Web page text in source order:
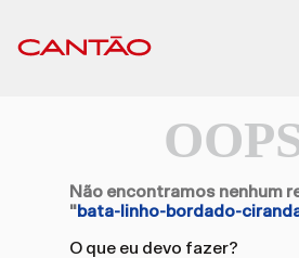
Não encontramos nenhum
"bata-linho-bordado-
O que eu devo fazer?